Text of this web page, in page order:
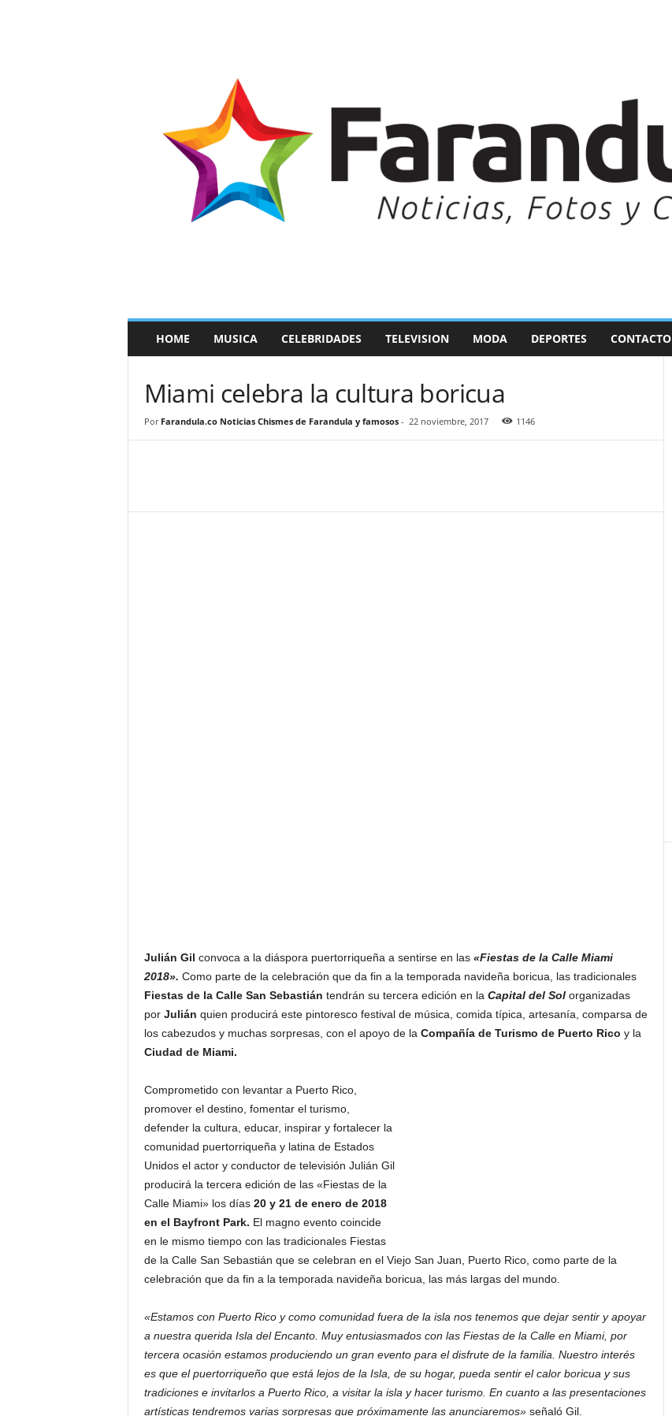
a
u
HOME MUSICA CELEBRIDADES TELEVISION MODA DEPORTES CONTACTO
Miami celebra la cultura boricua
Por Farandula.co Noticias Chismes de Farandula y famosos- 22 noviembre, 2017 1146
Julián Gil convoca a la diáspora puertorriqueña a sentirse en las «Fiestas de la Calle Miami
2018». Como parte de la celebración que da fin a la temporada navideña boricua, las tradicionales
Fiestas de la Calle San Sebastián tendrán su tercera edición en la Capital del Sol organizadas
por Julián quien producirá este pintoresco festival de música, comida típica, artesanía, comparsa de
los cabezudos y muchas sorpresas, con el apoyo de la Compañía de Turismo de Puerto Rico y la
Ciudad de Miami.
Comprometido con levantar a Puerto Rico,
promover el destino, fomentar el turismo,
defender la cultura, educar, inspirar y fortalecer la
comunidad puertorriqueña y latina de Estados
Unidos el actor y conductor de televisión Julián Gil
producirá la tercera edición de las «Fiestas de la
Calle Miami» los días 20 y 21 de enero de 2018
en el Bayfront Park. El magno evento coincide
en le mismo tiempo con las tradicionales Fiestas
de la Calle San Sebastián que se celebran en el Viejo San Juan, Puerto Rico, como parte de la
celebración que da fin a la temporada navideña boricua, las más largas del mundo.
«Estamos con Puerto Rico y como comunidad fuera de la isla nos tenemos que dejar sentir y apoyar
a nuestra querida Isla del Encanto. Muy entusiasmados con las Fiestas de la Calle en Miami, por
tercera ocasión estamos produciendo un gran evento para el disfrute de la familia. Nuestro interés
es que el puertorriqueño que está lejos de la Isla, de su hogar, pueda sentir el calor boricua y sus
tradiciones e invitarlos a Puerto Rico, a visitar la isla y hacer turismo. En cuanto a las presentaciones
artísticas tendremos varias sorpresas que próximamente las anunciaremos» señaló Gil.